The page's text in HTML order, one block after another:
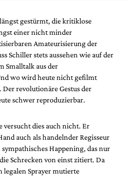
gestürmt, die kritiklose
einer nicht minder
Amateurisierung der
Schiller stets aussehen wie auf der
Smalltalk aus der
wo wird heute nicht gefilmt
revolutionäre Gestus der
schwer reproduzierbar.
versucht dies auch nicht. Er
auch als handelnder Regisseur
Happening, das nur
Schrecken von einst zitiert. Da
legalen Sprayer mutierte